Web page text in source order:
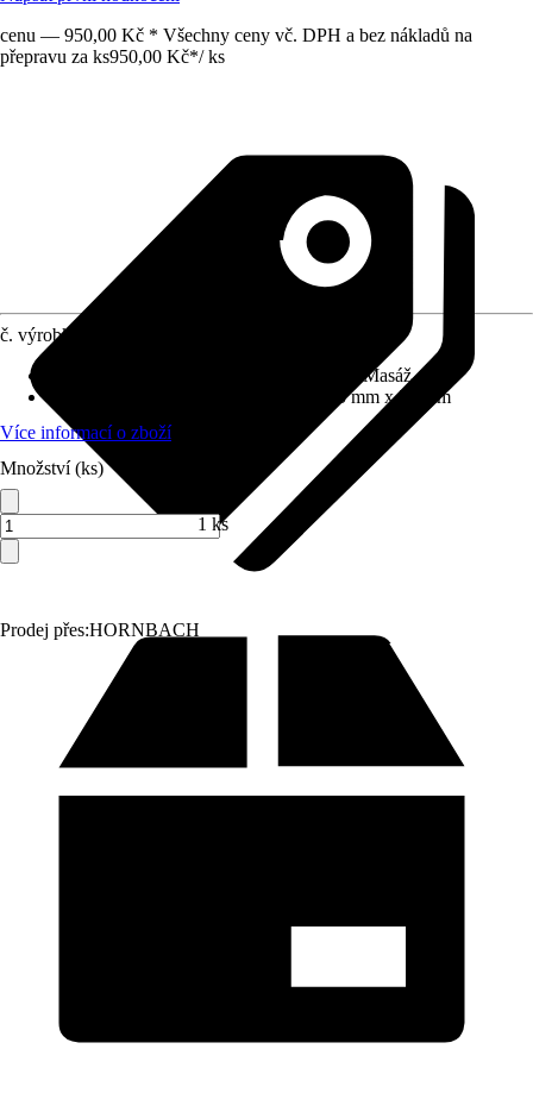
cenu — 950,00 Kč * Všechny ceny vč. DPH a bez nákladů na
přepravu za ks950,00 Kč*/ ks
Prodej přes:HORNBACH
č. výrobku
Normální proud, Déšť, Masáž
245 mm x 24 mm
Více informací o zboží
Množství (ks)
1 ks